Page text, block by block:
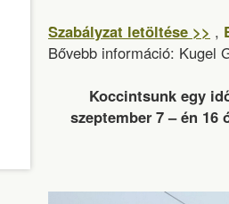
Szabályzat letöltése >> ,
Bővebb információ: Kugel
Koccintsunk egy
szeptember 7 – én 16